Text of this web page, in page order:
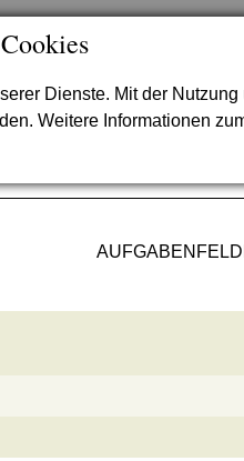
Dienste. Mit der
Weitere Informationen